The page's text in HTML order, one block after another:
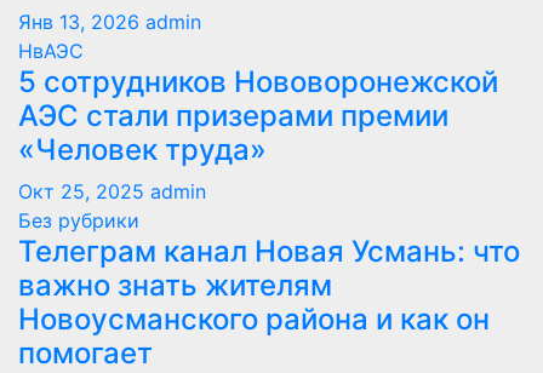
Янв 13, 2026 admin
НвАЭС
5 сотрудников Нововоронежской
АЭС стали призерами премии
«Человек труда»
Окт 25, 2025 admin
Без рубрики
Телеграм канал Новая Усмань: что
важно знать жителям
Новоусманского района и как он
помогает